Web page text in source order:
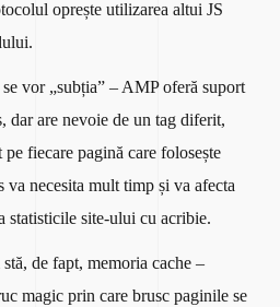
oprește utilizarea altui JS
vor „subția” – AMP oferă suport
dar are nevoie de un tag diferit,
fiecare pagină care folosește
va necesita mult timp și va afecta
statisticile site-ului cu acribie.
de fapt, memoria cache –
magic prin care brusc paginile se